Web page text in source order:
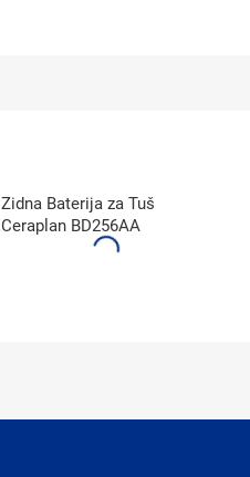
Zidna Baterija za Tuš
Ceraplan BD256AA